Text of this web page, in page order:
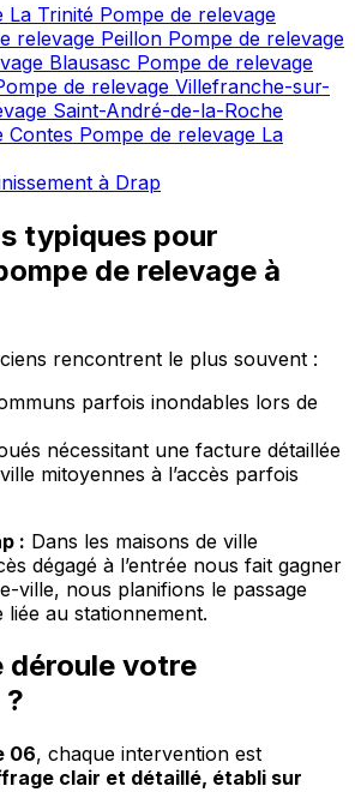
La Trinité Pompe de relevage
relevage Peillon Pompe de relevage
Blausasc Pompe de relevage
de relevage Villefranche-sur-
Saint-André-de-la-Roche
Contes Pompe de relevage La
à Drap
typiques pour
de relevage à
rencontrent le plus souvent :
parfois inondables lors de
nécessitant une facture détaillée
mitoyennes à l’accès parfois
: Dans les maisons de ville
dégagé à l’entrée nous fait gagner
ville, nous planifions le passage
au stationnement.
déroule votre
06, chaque intervention est
clair et détaillé, établi sur